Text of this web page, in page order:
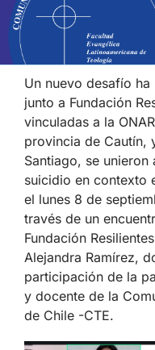
Un nuevo desafío
junto a Fundación
vinculadas a la
provincia de Cautín,
Santiago, se unieron
suicidio en contexto
el lunes 8 de
través de un
Fundación
Alejandra Ramírez,
participación de la
y docente de la
de Chile -CTE.